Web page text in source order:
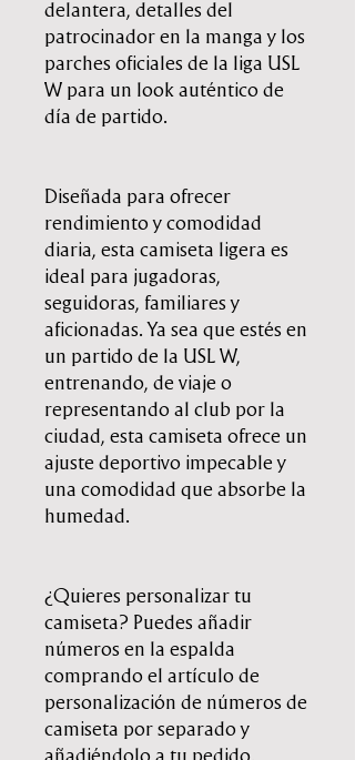
delantera, detalles del
patrocinador en la manga y los
parches oficiales de la liga USL
W para un look auténtico de
día de partido.
Diseñada para ofrecer
rendimiento y comodidad
diaria, esta camiseta ligera es
ideal para jugadoras,
seguidoras, familiares y
aficionadas. Ya sea que estés en
un partido de la USL W,
entrenando, de viaje o
representando al club por la
ciudad, esta camiseta ofrece un
ajuste deportivo impecable y
una comodidad que absorbe la
humedad.
¿Quieres personalizar tu
camiseta? Puedes añadir
números en la espalda
comprando el artículo de
personalización de números de
camiseta por separado y
añadiéndolo a tu pedido.